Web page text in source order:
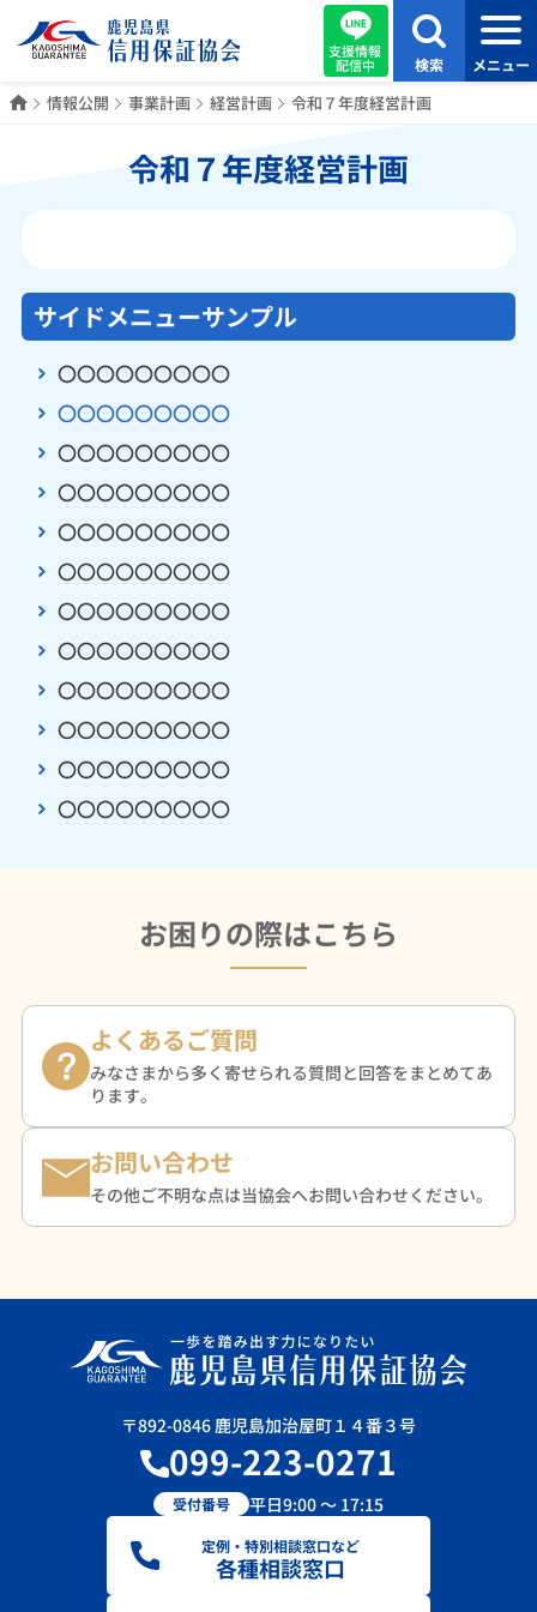
支援情報
配信中 検索 メニュー
ホーム
情報公開 事業計画 経営計画 令和７年度経営計画
令和７年度経営計画
サイドメニューサンプル
〇〇〇〇〇〇〇〇〇
〇〇〇〇〇〇〇〇〇
〇〇〇〇〇〇〇〇〇
〇〇〇〇〇〇〇〇〇
〇〇〇〇〇〇〇〇〇
〇〇〇〇〇〇〇〇〇
〇〇〇〇〇〇〇〇〇
〇〇〇〇〇〇〇〇〇
〇〇〇〇〇〇〇〇〇
〇〇〇〇〇〇〇〇〇
〇〇〇〇〇〇〇〇〇
〇〇〇〇〇〇〇〇〇
お困りの際はこちら
よくあるご質問
みなさまから多く寄せられる質問と回答をまとめてあ
ります。
お問い合わせ
その他ご不明な点は当協会へお問い合わせください。
〒892-0846 鹿児島加治屋町１４番３号
099-223-0271
受付番号 平日9:00 ～ 17:15
定例・特別相談窓口など
各種相談窓口